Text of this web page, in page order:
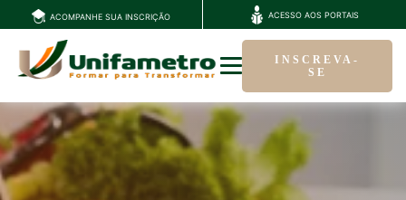
ACOMPANHE SUA INSCRIÇÃO ACESSO AOS PORTAIS
INSCREVA-
SE